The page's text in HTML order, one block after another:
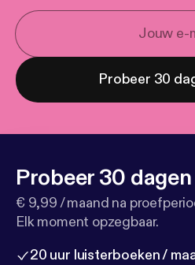
Probeer 30
Probeer 30
€ 9,99 / maand na
Elk moment opzegbaar.
20 uur luisterboeken /